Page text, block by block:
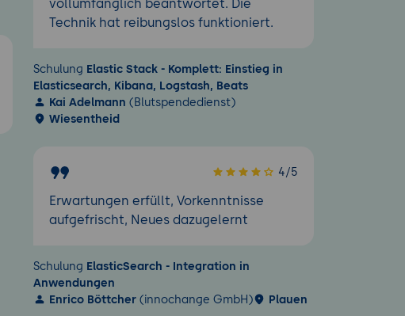
vollumfänglich beantwortet. Die
Technik hat reibungslos funktioniert.
Schulung Elastic Stack - Komplett: Einstieg in
Elasticsearch, Kibana, Logstash, Beats
Kai Adelmann (Blutspendedienst)
Wiesentheid
4/5
Erwartungen erfüllt, Vorkenntnisse
aufgefrischt, Neues dazugelernt
Schulung ElasticSearch - Integration in
Anwendungen
Enrico Böttcher (innochange GmbH) Plauen